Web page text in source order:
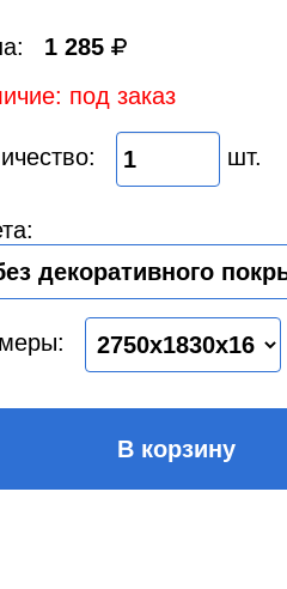
1 285
под заказ
шт.
В корзину